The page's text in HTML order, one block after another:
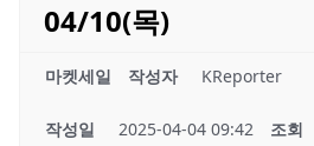
04/10(목)
마켓세일 작성자 KReporter
작성일 2025-04-04 09:42 조회